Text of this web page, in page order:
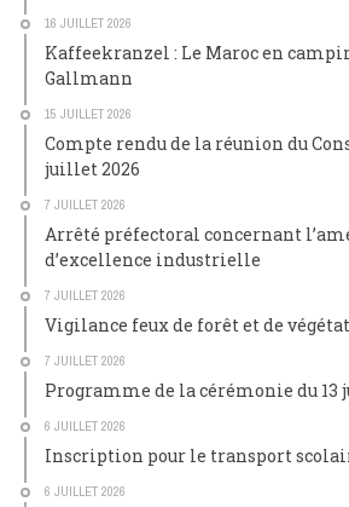
16 JUILLET 2026
Kaffeekranzel : Le Maroc en
Gallmann
15 JUILLET 2026
Compte rendu de la réunion du
juillet 2026
7 JUILLET 2026
Arrêté préfectoral concernant
d’excellence industrielle
7 JUILLET 2026
Vigilance feux de forêt et de
7 JUILLET 2026
Programme de la cérémonie du 13
6 JUILLET 2026
Inscription pour le transport
6 JUILLET 2026